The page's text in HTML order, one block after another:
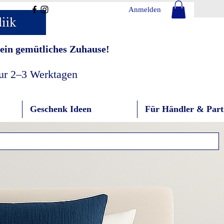
gemütliches Zuhause!
2–3 Werktagen
Anmelden
Geschenk Ideen Für Händler &